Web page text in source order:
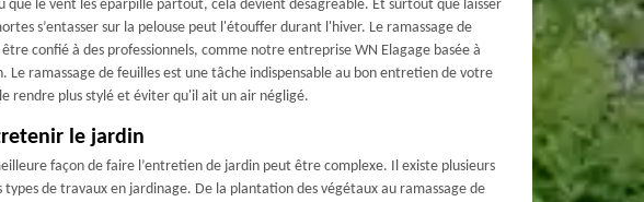
que le vent les éparpille partout, cela devient désagréable. Et surtout que laisser
s’entasser sur la pelouse peut l'étouffer durant l'hiver. Le ramassage de
confié à des professionnels, comme notre entreprise WN Elagage basée à
Le ramassage de feuilles est une tâche indispensable au bon entretien de votre
rendre plus stylé et éviter qu'il ait un air négligé.
le jardin
façon de faire l’entretien de jardin peut être complexe. Il existe plusieurs
types de travaux en jardinage. De la plantation des végétaux au ramassage de